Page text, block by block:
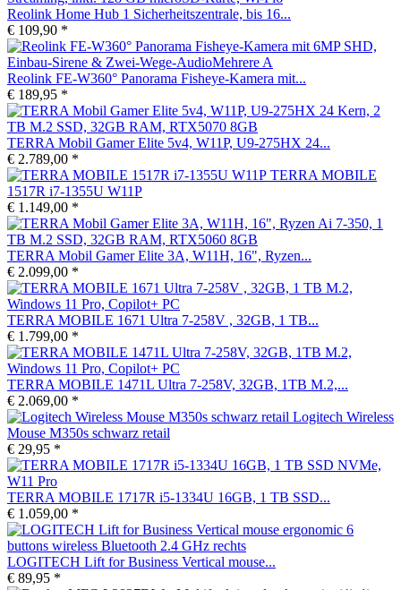
Reolink Home Hub 1 Sicherheitszentrale, bis 16...
€ 109,90 *
Reolink FE-W360° Panorama Fisheye-Kamera mit...
€ 189,95 *
TERRA Mobil Gamer Elite 5v4, W11P, U9-275HX 24...
€ 2.789,00 *
TERRA MOBILE
1517R i7-1355U W11P
€ 1.149,00 *
TERRA Mobil Gamer Elite 3A, W11H, 16", Ryzen...
€ 2.099,00 *
TERRA MOBILE 1671 Ultra 7-258V , 32GB, 1 TB...
€ 1.799,00 *
TERRA MOBILE 1471L Ultra 7-258V, 32GB, 1TB M.2,...
€ 2.069,00 *
Logitech Wireless
Mouse M350s schwarz retail
€ 29,95 *
TERRA MOBILE 1717R i5-1334U 16GB, 1 TB SSD...
€ 1.059,00 *
LOGITECH Lift for Business Vertical mouse...
€ 89,95 *